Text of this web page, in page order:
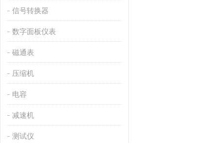
信号转换器
数字面板仪表
磁通表
压缩机
电容
减速机
测试仪